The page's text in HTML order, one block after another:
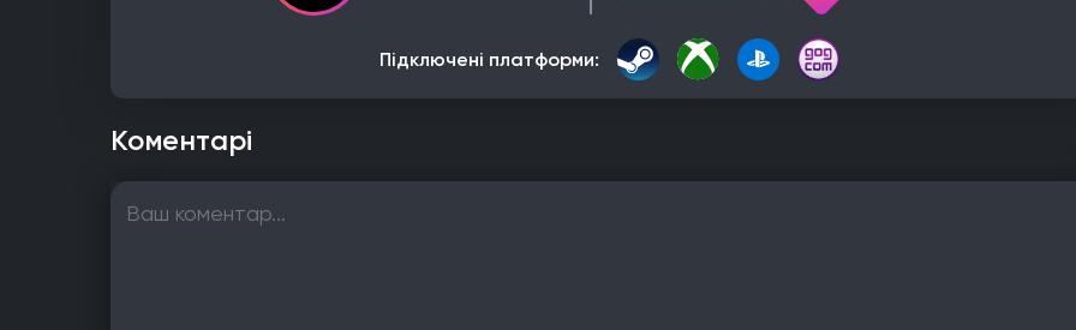
Підключені платформи:
Коментарі